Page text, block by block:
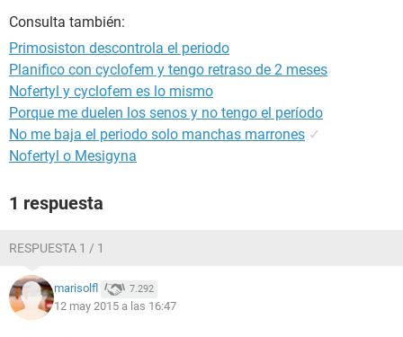
Consulta también:
Primosiston descontrola el periodo
Planifico con cyclofem y tengo retraso de 2 meses
Nofertyl y cyclofem es lo mismo
Porque me duelen los senos y no tengo el período
No me baja el periodo solo manchas marrones ✓
Nofertyl o Mesigyna
1 respuesta
RESPUESTA 1 / 1
marisolfl 7.292
12 may 2015 a las 16:47